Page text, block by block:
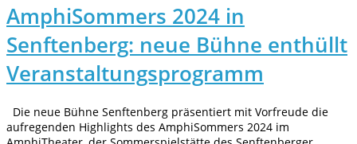
AmphiSommers 2024 in
Senftenberg: neue Bühne enthüllt
Veranstaltungsprogramm
Die neue Bühne Senftenberg präsentiert mit Vorfreude die
aufregenden Highlights des AmphiSommers 2024 im